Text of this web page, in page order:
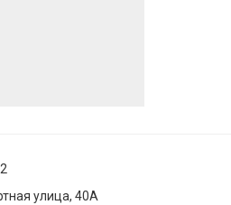
улица, 40А